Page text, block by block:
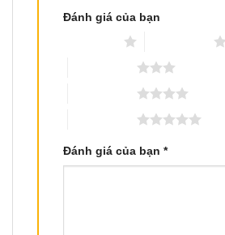
Đánh giá của bạn
Đánh giá của bạn *